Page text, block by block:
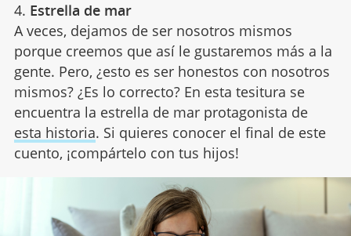
4. Estrella de mar
A veces, dejamos de ser nosotros mismos
porque creemos que así le gustaremos más a la
gente. Pero, ¿esto es ser honestos con nosotros
mismos? ¿Es lo correcto? En esta tesitura se
encuentra la estrella de mar protagonista de
esta historia. Si quieres conocer el final de este
cuento, ¡compártelo con tus hijos!